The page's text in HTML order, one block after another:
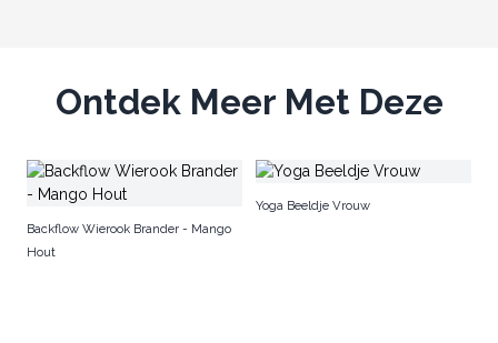
Ontdek Meer Met Deze
Backflow Wierook Brander - Mango
Hout
Yoga Beeldje Vrouw